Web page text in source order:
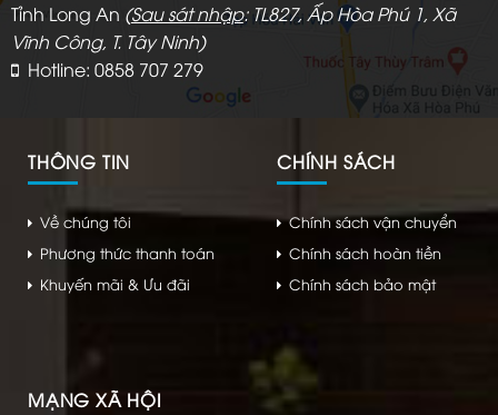
Tỉnh Long An (Sau sát nhập: TL827, Ấp Hòa Phú 1, Xã
Vĩnh Công, T. Tây Ninh)
Hotline: 0858 707 279
THÔNG TIN
Về chúng tôi
Phương thức thanh toán
Khuyến mãi & Ưu đãi
CHÍNH SÁCH
Chính sách vận chuyển
Chính sách hoàn tiền
Chính sách bảo mật
MẠNG XÃ HỘI